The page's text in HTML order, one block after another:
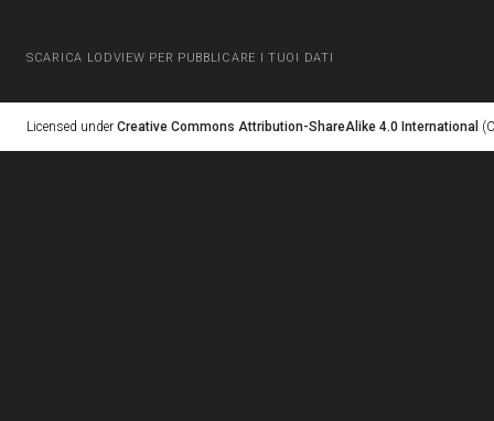
SCARICA LODVIEW PER PUBBLICARE I TUOI DATI
Licensed under Creative Commons Attribution-ShareAlike 4.0 International